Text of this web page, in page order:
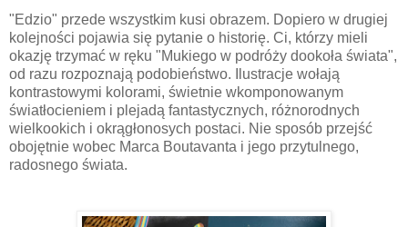
"Edzio" przede wszystkim kusi obrazem. Dopiero w drugiej
kolejności pojawia się pytanie o historię. Ci, którzy mieli
okazję trzymać w ręku "Mukiego w podróży dookoła świata",
od razu rozpoznają podobieństwo. Ilustracje wołają
kontrastowymi kolorami, świetnie wkomponowanym
światłocieniem i plejadą fantastycznych, różnorodnych
wielkookich i okrągłonosych postaci. Nie sposób przejść
obojętnie wobec Marca Boutavanta i jego przytulnego,
radosnego świata.